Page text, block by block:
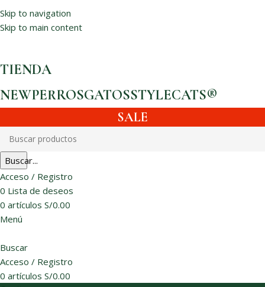
Skip to navigation
Skip to main content
Usa el cupón HUNTER10 para un 10% OFF en tu 1ra compra |
Delivery gratis por compras mayores a S/90
Usa el cupón HUNTER10 para un 10% OFF en tu 1ra compra
TIENDA
NEWPERROSGATOSSTYLECATS®
SALE
Buscar...
Acceso / Registro
0 Lista de deseos
0 artículos S/0.00
Menú
Buscar
Acceso / Registro
0 artículos S/0.00